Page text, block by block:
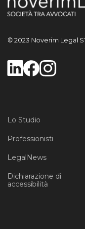
© 2023 Noverim Legal
Lo Studio
Professionisti
LegalNews
Dichiarazione di
accessibilità